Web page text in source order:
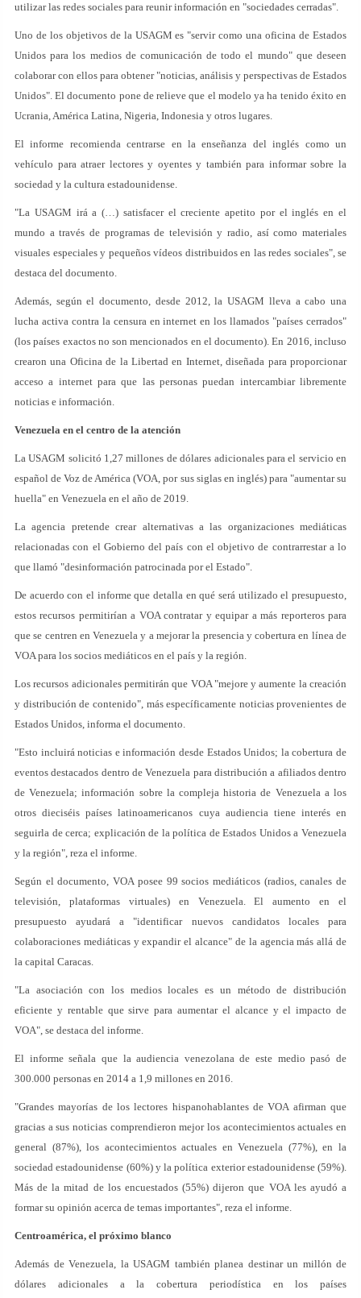
utilizar las redes sociales para reunir información en "sociedades cerradas".
Uno de los objetivos de la USAGM es "servir como una oficina de Estados
Unidos para los medios de comunicación de todo el mundo" que deseen
colaborar con ellos para obtener "noticias, análisis y perspectivas de Estados
Unidos". El documento pone de relieve que el modelo ya ha tenido éxito en
Ucrania, América Latina, Nigeria, Indonesia y otros lugares.
El informe recomienda centrarse en la enseñanza del inglés como un
vehículo para atraer lectores y oyentes y también para informar sobre la
sociedad y la cultura estadounidense.
"La USAGM irá a (…) satisfacer el creciente apetito por el inglés en el
mundo a través de programas de televisión y radio, así como materiales
visuales especiales y pequeños vídeos distribuidos en las redes sociales", se
destaca del documento.
Además, según el documento, desde 2012, la USAGM lleva a cabo una
lucha activa contra la censura en internet en los llamados "países cerrados"
(los países exactos no son mencionados en el documento). En 2016, incluso
crearon una Oficina de la Libertad en Internet, diseñada para proporcionar
acceso a internet para que las personas puedan intercambiar libremente
noticias e información.
Venezuela en el centro de la atención
La USAGM solicitó 1,27 millones de dólares adicionales para el servicio en
español de Voz de América (VOA, por sus siglas en inglés) para "aumentar su
huella" en Venezuela en el año de 2019.
La agencia pretende crear alternativas a las organizaciones mediáticas
relacionadas con el Gobierno del país con el objetivo de contrarrestar a lo
que llamó "desinformación patrocinada por el Estado".
De acuerdo con el informe que detalla en qué será utilizado el presupuesto,
estos recursos permitirían a VOA contratar y equipar a más reporteros para
que se centren en Venezuela y a mejorar la presencia y cobertura en línea de
VOA para los socios mediáticos en el país y la región.
Los recursos adicionales permitirán que VOA "mejore y aumente la creación
y distribución de contenido", más específicamente noticias provenientes de
Estados Unidos, informa el documento.
"Esto incluirá noticias e información desde Estados Unidos; la cobertura de
eventos destacados dentro de Venezuela para distribución a afiliados dentro
de Venezuela; información sobre la compleja historia de Venezuela a los
otros dieciséis países latinoamericanos cuya audiencia tiene interés en
seguirla de cerca; explicación de la política de Estados Unidos a Venezuela
y la región", reza el informe.
Según el documento, VOA posee 99 socios mediáticos (radios, canales de
televisión, plataformas virtuales) en Venezuela. El aumento en el
presupuesto ayudará a "identificar nuevos candidatos locales para
colaboraciones mediáticas y expandir el alcance" de la agencia más allá de
la capital Caracas.
"La asociación con los medios locales es un método de distribución
eficiente y rentable que sirve para aumentar el alcance y el impacto de
VOA", se destaca del informe.
El informe señala que la audiencia venezolana de este medio pasó de
300.000 personas en 2014 a 1,9 millones en 2016.
"Grandes mayorías de los lectores hispanohablantes de VOA afirman que
gracias a sus noticias comprendieron mejor los acontecimientos actuales en
general (87%), los acontecimientos actuales en Venezuela (77%), en la
sociedad estadounidense (60%) y la política exterior estadounidense (59%).
Más de la mitad de los encuestados (55%) dijeron que VOA les ayudó a
formar su opinión acerca de temas importantes", reza el informe.
Centroamérica, el próximo blanco
Además de Venezuela, la USAGM también planea destinar un millón de
dólares adicionales a la cobertura periodística en los países